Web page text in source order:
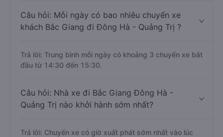
Câu hỏi: Mỗi ngày có bao nhiêu chuyến xe
khách Bắc Giang đi Đông Hà - Quảng Trị ?
Trả lời: Trung bình mỗi ngày có khoảng 3 chuyến xe bắt
đầu từ 14:30 đến 15:30.
Câu hỏi: Nhà xe đi Bắc Giang Đông Hà -
Quảng Trị nào khởi hành sớm nhất?
Trả lời: Chuyến xe có giờ xuất phát sớm nhất vào lúc